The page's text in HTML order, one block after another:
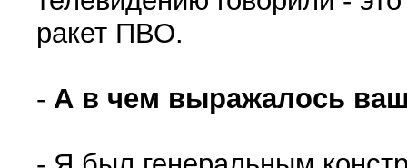
ракет ПВО.
- А в чем выражалось